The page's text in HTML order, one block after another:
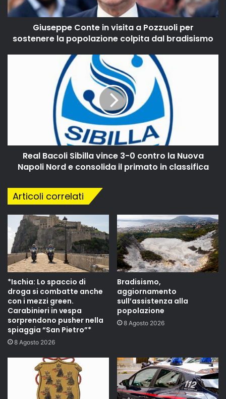
Giuseppe Conte in visita a Pozzuoli per
sostenere la popolazione colpita dal bradisismo
Real Bacoli Sibilla vince 3-0 contro la Nuova
Napoli Nord e consolida il primato in classifica
Articoli correlati
*Ischia: Lo spaccio di
droga si combatte anche
con i mezzi green.
Carabinieri in vespa
sorprendono pusher nella
spiaggia “San Pietro”*
8 Agosto 2026
Bradisismo,
aggiornamento
sull’assistenza alla
popolazione
8 Agosto 2026